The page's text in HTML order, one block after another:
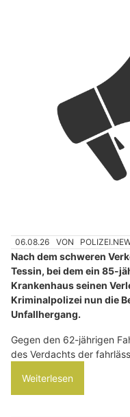
06.08.26 VON
Nach dem schweren
Tessin, bei dem ein 85-
Krankenhaus seinen
Kriminalpolizei nun die
Unfallhergang.
Gegen den 62-jährigen
des Verdachts der
Weiterlesen